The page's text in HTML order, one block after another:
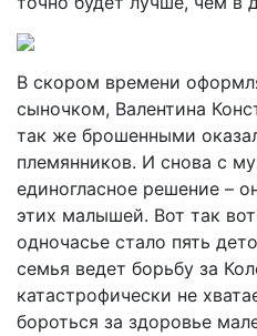
В скором времени
сыночком, Валентина
так же брошенными
племянников. И снова с
единогласное решение –
этих малышей. Вот так
одночасье стало пять
семья ведет борьбу за
катастрофически не
бороться за здоровье